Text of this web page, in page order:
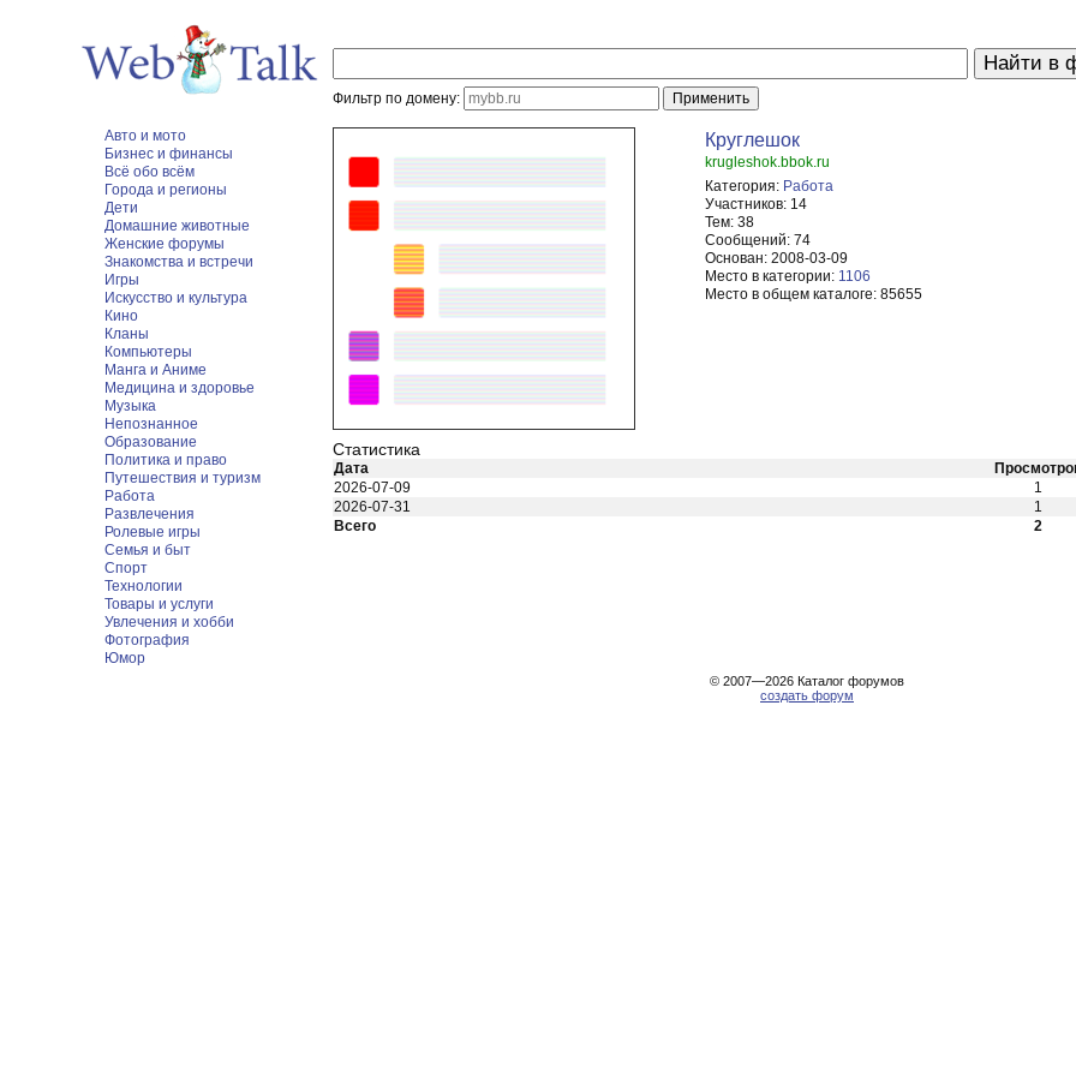
Фильтр по домену:
Авто и мото
Бизнес и финансы
Всё обо всём
Города и регионы
Дети
Домашние животные
Женские форумы
Знакомства и встречи
Игры
Искусство и культура
Кино
Кланы
Компьютеры
Манга и Аниме
Медицина и здоровье
Музыка
Непознанное
Образование
Политика и право
Путешествия и туризм
Работа
Развлечения
Ролевые игры
Семья и быт
Спорт
Технологии
Товары и услуги
Увлечения и хобби
Фотография
Юмор
Круглешок
krugleshok.bbok.ru
Категория: Работа
Участников: 14
Тем: 38
Сообщений: 74
Основан: 2008-03-09
Место в категории: 1106
Место в общем каталоге: 85655
Статистика
Дата
2026-07-09
1
2026-07-31
1
Всего
2
© 2007—2026 Каталог форумов
создать форум